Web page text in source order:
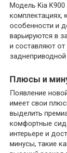
Модель Kia K900
комплектациях,
особенности и
варьируются в
и составляют
Плюсы и
Появление
имеет свои
выделить
комфортные
интерьере и
минусы, такие